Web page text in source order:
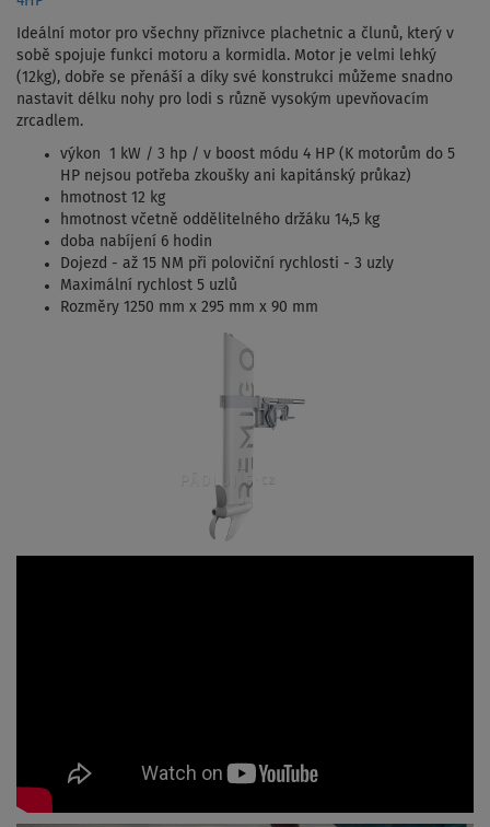
Ideální motor pro všechny příznivce plachetnic a člunů, který v
sobě spojuje funkci motoru a kormidla. Motor je velmi lehký
(12kg), dobře se přenáší a díky své konstrukci můžeme snadno
nastavit délku nohy pro lodi s různě vysokým upevňovacím
zrcadlem.
výkon 1 kW / 3 hp / v boost módu 4 HP (K motorům do 5
HP nejsou potřeba zkoušky ani kapitánský průkaz)
hmotnost 12 kg
hmotnost včetně oddělitelného držáku 14,5 kg
doba nabíjení 6 hodin
Dojezd - až 15 NM při poloviční rychlosti - 3 uzly
Maximální rychlost 5 uzlů
Rozměry 1250 mm x 295 mm x 90 mm